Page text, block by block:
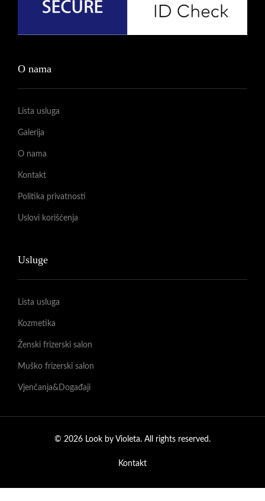
O nama
Lista usluga
Galerija
O nama
Kontakt
Politika privatnosti
Uslovi korišćenja
Usluge
Lista usluga
Kozmetika
Ženski frizerski salon
Muško frizerski salon
Vjenčanja&Događaji
© 2026 Look by Violeta. All rights reserved.
Kontakt